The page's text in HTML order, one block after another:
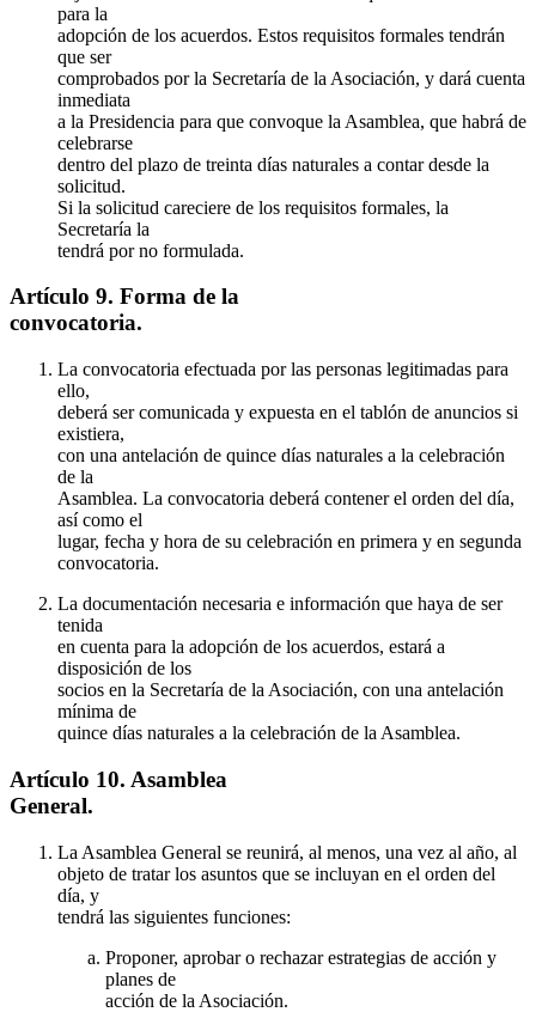
para la
adopción de los acuerdos. Estos requisitos formales tendrán
que ser
comprobados por la Secretaría de la Asociación, y dará cuenta
inmediata
a la Presidencia para que convoque la Asamblea, que habrá de
celebrarse
dentro del plazo de treinta días naturales a contar desde la
solicitud.
Si la solicitud careciere de los requisitos formales, la
Secretaría la
tendrá por no formulada.
Artículo 9. Forma de la
convocatoria.
La convocatoria efectuada por las personas legitimadas para
ello,
deberá ser comunicada y expuesta en el tablón de anuncios si
existiera,
con una antelación de quince días naturales a la celebración
de la
Asamblea. La convocatoria deberá contener el orden del día,
así como el
lugar, fecha y hora de su celebración en primera y en segunda
convocatoria.
La documentación necesaria e información que haya de ser
tenida
en cuenta para la adopción de los acuerdos, estará a
disposición de los
socios en la Secretaría de la Asociación, con una antelación
mínima de
quince días naturales a la celebración de la Asamblea.
Artículo 10. Asamblea
General.
La Asamblea General se reunirá, al menos, una vez al año, al
objeto de tratar los asuntos que se incluyan en el orden del
día, y
tendrá las siguientes funciones:
Proponer, aprobar o rechazar estrategias de acción y
planes de
acción de la Asociación.